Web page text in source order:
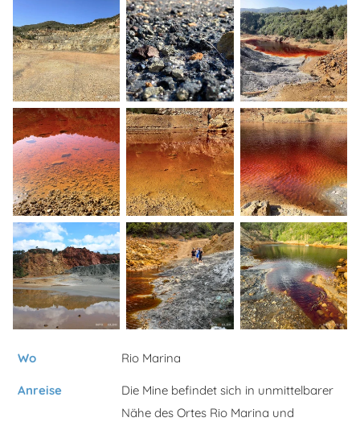
Wo Rio Marina
Anreise
Die Mine befindet sich in unmittelbarer
Nähe des Ortes Rio Marina und